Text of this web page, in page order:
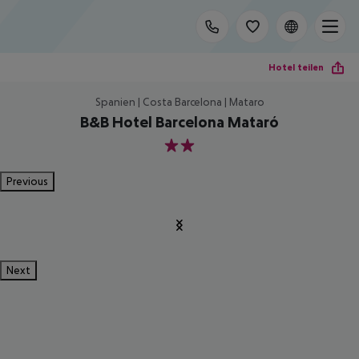
Hotel teilen
Spanien | Costa Barcelona | Mataro
B&B Hotel Barcelona Mataró
2
Previous
Next